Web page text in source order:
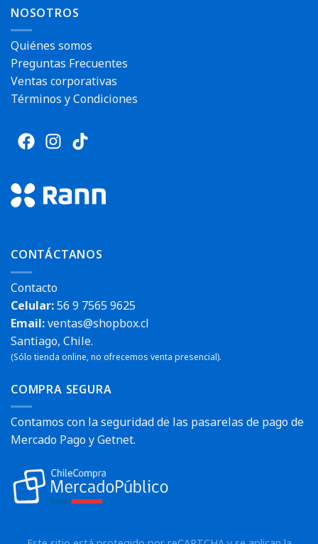
NOSOTROS
Quiénes somos
Preguntas Frecuentes
Ventas corporativas
Términos y Condiciones
CONTÁCTANOS
Contacto
Celular:56 9 7565 9625
Email:ventas@shopbox.cl
Santiago, Chile.
(Sólo tienda online, no ofrecemos venta presencial).
COMPRA SEGURA
Contamos con la seguridad de las pasarelas de pago de
Mercado Pago y Getnet.